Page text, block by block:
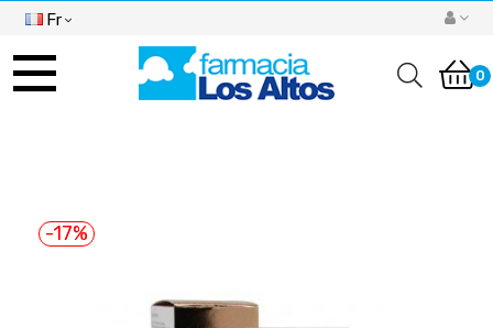
Fr
Basculer 0
-17%